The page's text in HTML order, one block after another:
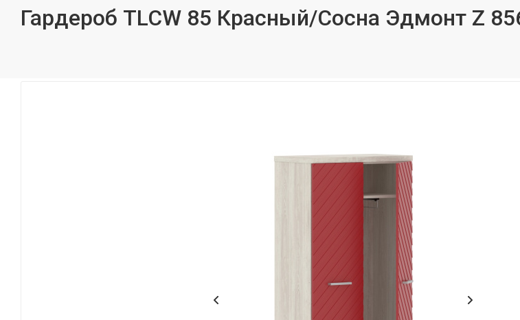
Гардероб TLCW 85 Красный/Сосна Эдмонт Z